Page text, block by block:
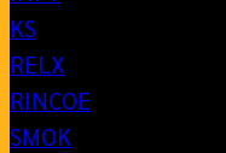
KS
RELX
RINCOE
SMOK